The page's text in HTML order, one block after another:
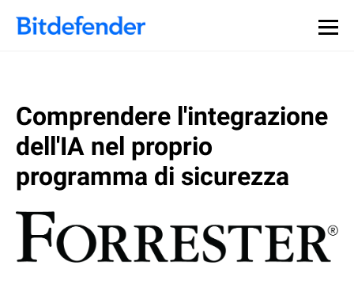
Comprendere l'integrazione
dell'IA nel proprio
programma di sicurezza